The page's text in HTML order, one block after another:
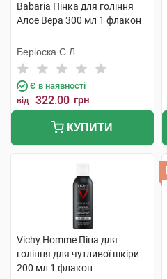
Babaria Пінка для гоління
Алое Вера 300 мл 1 флакон
Беріоска С.Л.
Є в наявності
від 322.00 грн
КУПИТИ
Vichy Homme Піна для
гоління для чутливої шкіри
200 мл 1 флакон